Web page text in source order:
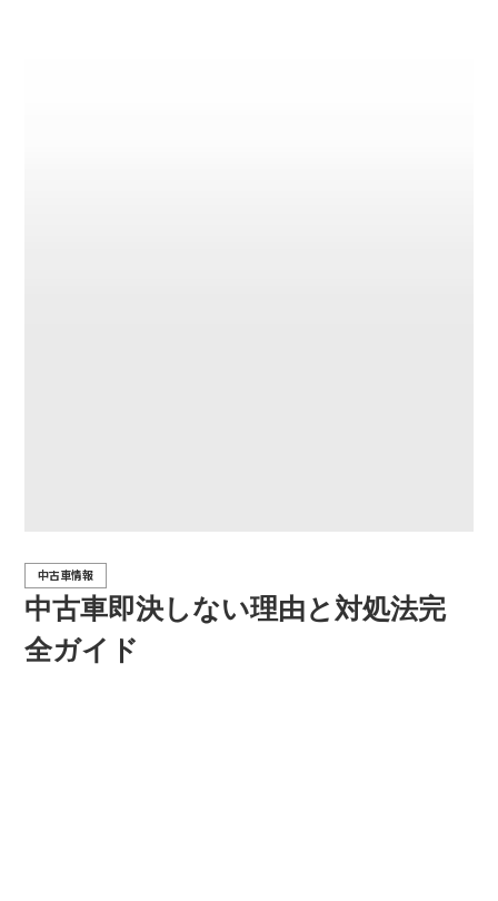
中古車即決しない理由と対処法完
全ガイド
中古車情報